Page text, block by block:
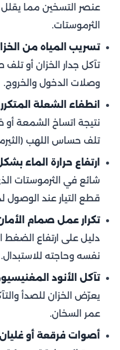
عنصر التسخين مما
الثرموستات.
تسريب المياه من
تآكل جدار الخزان أو تلف
وصلات الدخول والخروج.
انطفاء الشعلة
نتيجة اتساخ الشمعة
تلف حساس اللهب
ارتفاع حرارة الماء
شائع في الثرموستات
قطع التيار عند الوصول
تكرار عمل صمام
دليل على ارتفاع الضغط
نفسه وحاجته للاستبدال.
تآكل الأنود
يعرّض الخزان للصدأ
عمر السخان.
أصوات فرقعة أو